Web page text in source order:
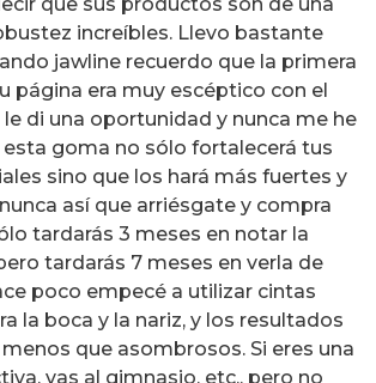
increíbles. Llevo bastante
jawline recuerdo que la primera
página era muy escéptico con el
di una oportunidad y nunca me he
goma no sólo fortalecerá tus
sino que los hará más fuertes y
así que arriésgate y compra
tardarás 3 meses en notar la
tardarás 7 meses en verla de
poco empecé a utilizar cintas
la boca y la nariz, y los resultados
que asombrosos. Si eres una
vas al gimnasio, etc., pero no